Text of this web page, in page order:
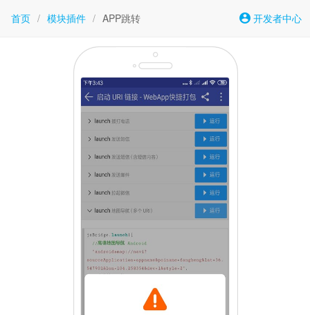
首页 / 模块插件 / APP跳转 开发者中心